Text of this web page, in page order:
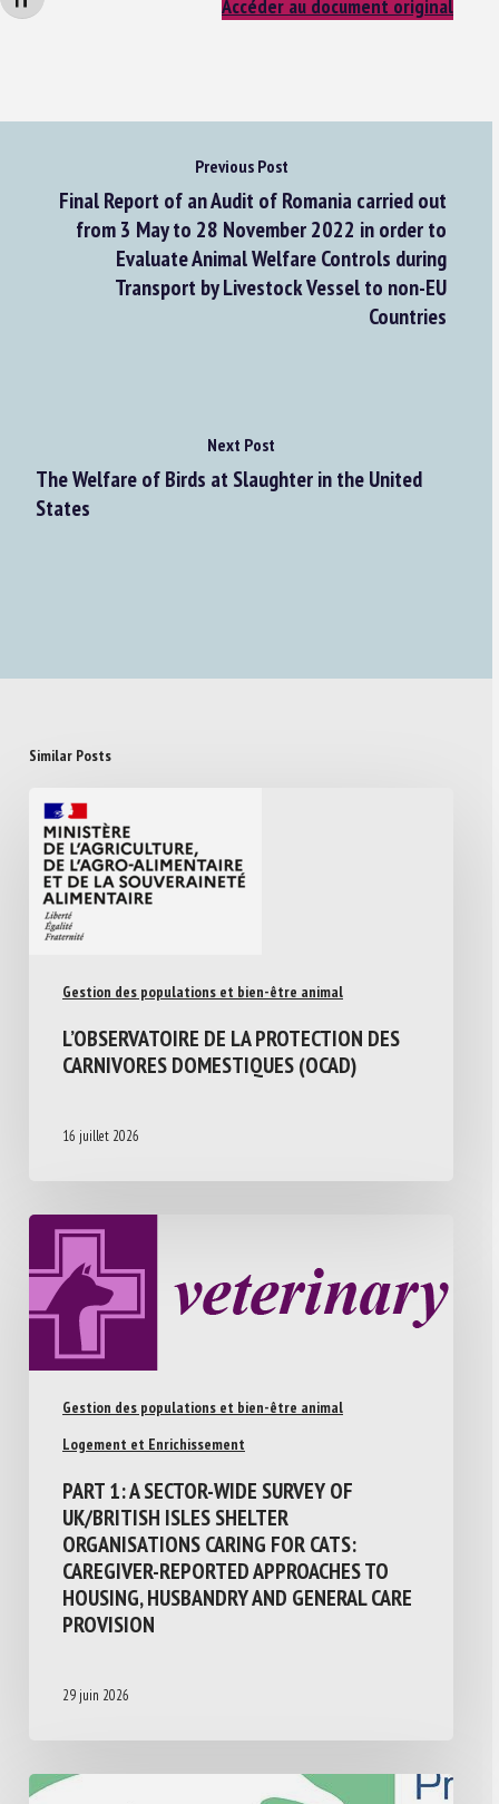
Accéder au document original
Previous Post
Final Report of an Audit of Romania carried out
from 3 May to 28 November 2022 in order to
Evaluate Animal Welfare Controls during
Transport by Livestock Vessel to non-EU
Countries
Next Post
The Welfare of Birds at Slaughter in the United
States
Similar Posts
Gestion des populations et bien-être animal
L’OBSERVATOIRE DE LA PROTECTION DES
CARNIVORES DOMESTIQUES (OCAD)
16 juillet 2026
Gestion des populations et bien-être animal
Logement et Enrichissement
PART 1: A SECTOR-WIDE SURVEY OF
UK/BRITISH ISLES SHELTER
ORGANISATIONS CARING FOR CATS:
CAREGIVER-REPORTED APPROACHES TO
HOUSING, HUSBANDRY AND GENERAL CARE
PROVISION
29 juin 2026